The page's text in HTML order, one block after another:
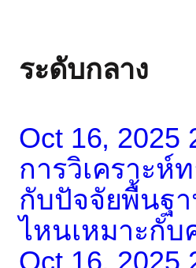
ระดับกลาง
Oct 16, 2025
การวิเคราะห์
กับปัจจัยพื้นฐ
ไหนเหมาะกั
Oct 16, 2025